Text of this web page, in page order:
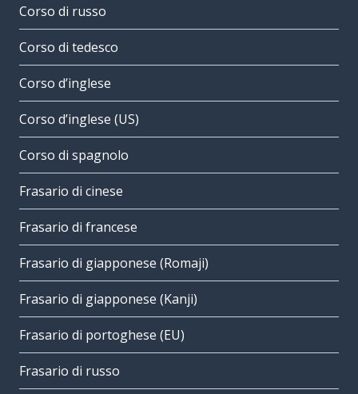
Corso di russo
Corso di tedesco
Corso d’inglese
Corso d’inglese (US)
Corso di spagnolo
Frasario di cinese
Frasario di francese
Frasario di giapponese (Romaji)
Frasario di giapponese (Kanji)
Frasario di portoghese (EU)
Frasario di russo